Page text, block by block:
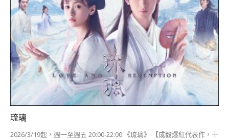
琉璃
2026/3/19起，週一至週五 20:00-22:00 《琉璃》 【成毅爆紅代表作，十